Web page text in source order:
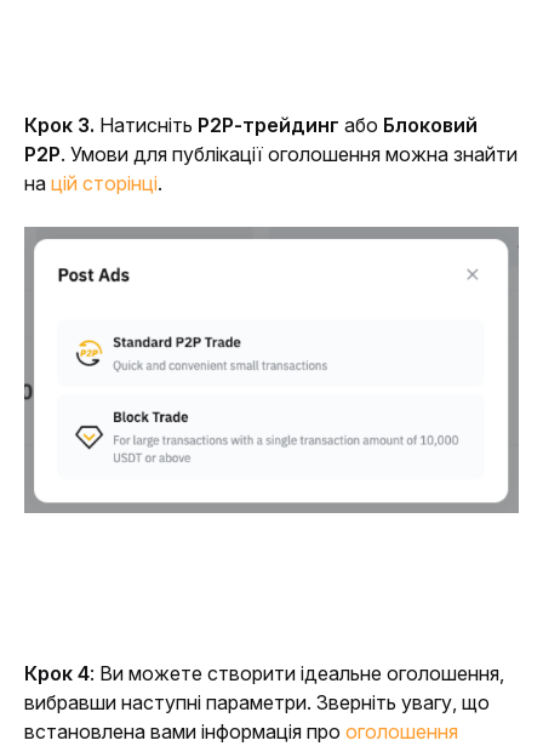
Крок 3. Натисніть P2P-трейдинг або Блоковий
P2P. Умови для публікації оголошення можна знайти
на цій сторінці.
Крок 4: Ви можете створити ідеальне оголошення,
вибравши наступні параметри. Зверніть увагу, що
встановлена вами інформація про оголошення